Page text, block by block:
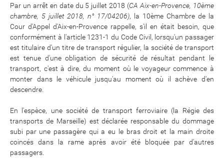
Par un arrêt en date du 5 juillet 2018 (CA Aix-en-Provence, 10ème
chambre, 5 juillet 2018, n° 17/04206), la 10ème Chambre de la
Cour d'Appel d'Aix-en-Provence rappelle, s'il en était besoin, que
conformément à l'article 1231-1 du Code Civil, lorsqu'un passager
est titulaire d'un titre de transport régulier, la société de transport
est tenue d'une obligation de sécurité de résultat pendant le
transport, c'est à dire, du moment où le voyageur commence à
monter dans le véhicule jusqu'au moment où il achève d'en
descendre.
En l'espèce, une société de transport ferroviaire (la Régie des
transports de Marseille) est déclarée responsable du dommage
subi par une passagère qui a eu le bras droit et la main droite
coincés dans la rame après avoir été bloquée par d'autres
passagers.